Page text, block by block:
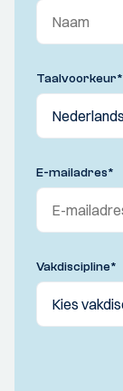
Taalvoorkeur*
E-mailadres*
Vakdiscipline*